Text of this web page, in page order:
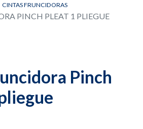
CINTAS FRUNCIDORAS
PINCH PLEAT 1 PLIEGUE
Pinch